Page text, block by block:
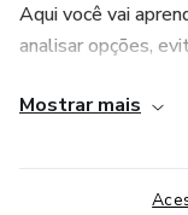
Aqui você vai
analisar opções,
decisão mais
O objetivo do
Mostrar mais